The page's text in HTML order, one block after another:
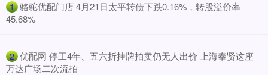
1 ​骆驼优配门店 4月21日太平转债下跌0.16%，转股溢价率
45.68%
2 ​优配网 停工4年、五六折挂牌拍卖仍无人出价 上海奉贤这座
万达广场二次流拍